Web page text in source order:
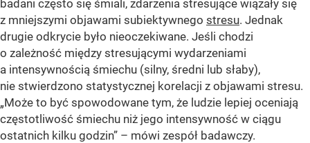
badani często się śmiali, zdarzenia stresujące wiązały się
z mniejszymi objawami subiektywnego stresu. Jednak
drugie odkrycie było nieoczekiwane. Jeśli chodzi
o zależność między stresującymi wydarzeniami
a intensywnością śmiechu (silny, średni lub słaby),
nie stwierdzono statystycznej korelacji z objawami stresu.
„Może to być spowodowane tym, że ludzie lepiej oceniają
częstotliwość śmiechu niż jego intensywność w ciągu
ostatnich kilku godzin” – mówi zespół badawczy.